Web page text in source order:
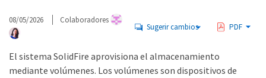
08/05/2026 Colaboradores
Sugerir cambios PDF
El sistema SolidFire aprovisiona el almacenamiento
mediante volúmenes. Los volúmenes son dispositivos de